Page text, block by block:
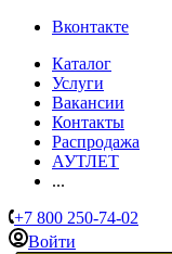
Вконтакте
Каталог
Услуги
Вакансии
Контакты
Распродажа
АУТЛЕТ
...
+7 800 250-74-02
Войти